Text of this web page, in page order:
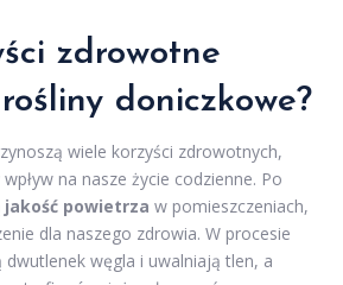
zdrowotne
doniczkowe?
wiele korzyści zdrowotnych,
na nasze życie codzienne. Po
jakość powietrza w pomieszczeniach,
dla naszego zdrowia. W procesie
węgla i uwalniają tlen, a